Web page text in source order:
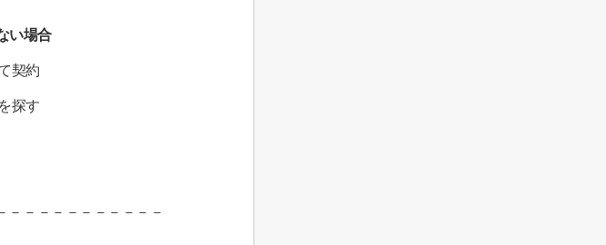
い場合
契約
探す
－－－－ －－－－－－－